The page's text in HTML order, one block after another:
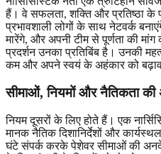
हैं। वे सफलता, शक्ति और प्रतिष्ठा के
प्रभावशाली लोगों के साथ नेटवर्क
मारेंगे, और अपनी टीम से पूर्णता की
प्रदर्शन उनका प्रतिबिंब है। उनकी
कम और अपने स्वयं के अहंकार को
सीमाओं, नियमों और नैतिकता की
नियम दूसरों के लिए होते हैं। एक
मानक नैतिक दिशानिर्देशों और
घंटे संपर्क करके पेशेवर सीमाओं की